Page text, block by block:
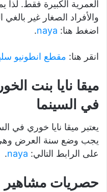
العمرية الكبيرة فقط.
والأفراد الصغار غير
اضغط هنا: naya
.
انقر هنا: مقطع انطونيو
ميقا نايا بنت
في السينما
يعتبر ميقا نايا خوري في
على الرابط التالي: naya
.
حصريات مشاهير